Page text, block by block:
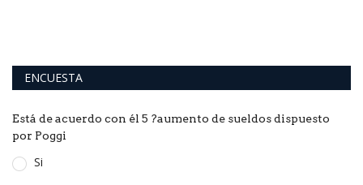
ENCUESTA
Está de acuerdo con él 5 ?aumento de sueldos dispuesto
por Poggi
Si